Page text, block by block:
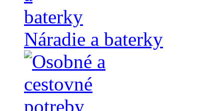
Náradie a baterky